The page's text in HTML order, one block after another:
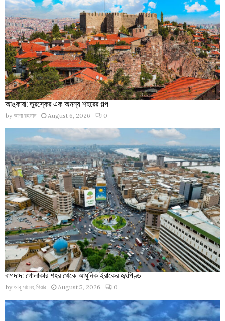
আঙ্কারা: তুরস্কের এক অনন্য শহরের গল্প
by আশা রহমান August 6, 2026 0
বাগদাদ: গোলাকার শহর থেকে আধুনিক ইরাকের হৃৎপিণ্ড
by আবু সালেহ পিয়ার August 5, 2026 0